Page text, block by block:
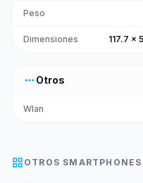
Peso
Dimensiones 117.7 x
more_horiz Otros
Wlan
grid_view OTROS SMARTPHONES